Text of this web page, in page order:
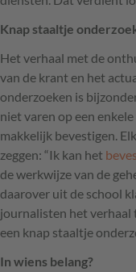
Knap staaltje
Het verhaal met de
van de krant en het
onderzoeken is
niet varen op een
makkelijk bevestigen.
zeggen: “Ik kan het
de werkwijze van de
daarover uit de school
journalisten het verhaal
een knap staaltje
In wiens belang?